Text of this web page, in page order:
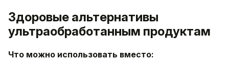
Здоровые альтернативы
ультраобработанным продуктам
Что можно использовать вместо: